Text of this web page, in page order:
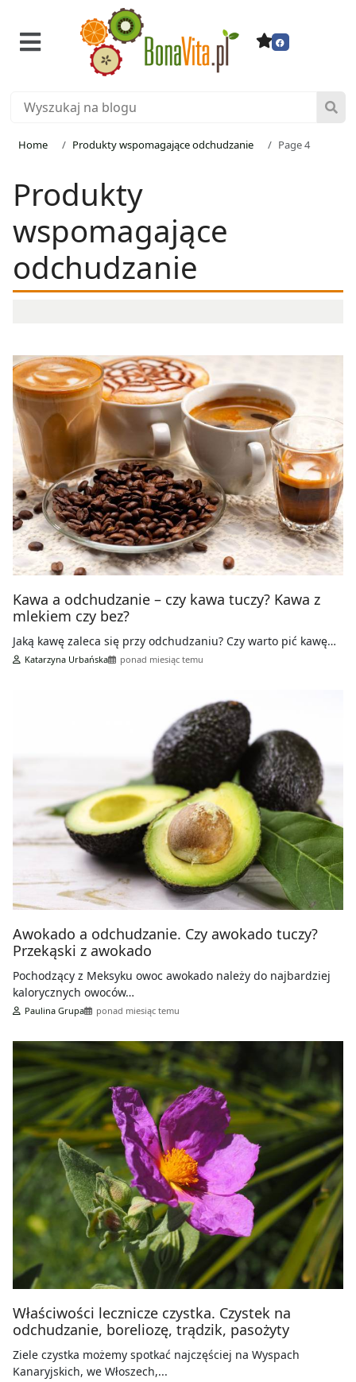
Home Produkty wspomagające odchudzanie Page 4
Produkty
wspomagające
odchudzanie
Kawa a odchudzanie – czy kawa tuczy? Kawa z
mlekiem czy bez?
Jaką kawę zaleca się przy odchudzaniu? Czy warto pić kawę…
Katarzyna Urbańska ponad miesiąc temu
Awokado a odchudzanie. Czy awokado tuczy?
Przekąski z awokado
Pochodzący z Meksyku owoc awokado należy do najbardziej
kalorycznych owoców…
Paulina Grupa ponad miesiąc temu
Właściwości lecznicze czystka. Czystek na
odchudzanie, boreliozę, trądzik, pasożyty
Ziele czystka możemy spotkać najczęściej na Wyspach
Kanaryjskich, we Włoszech,...